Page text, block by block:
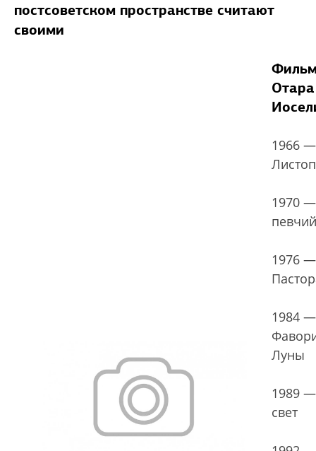
постсоветском пространстве считают
своими
Отара
1966 —
1970
1976 —
1984 —
Луны
1989
свет